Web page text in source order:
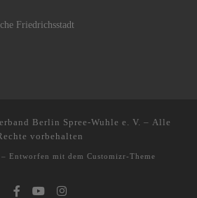
Friedrichsstadt
Berlin Spree-Wuhle e. V. – Alle
vorbehalten
– Entworfen mit dem Customizr-Theme